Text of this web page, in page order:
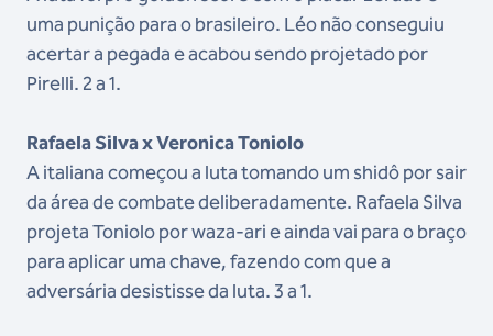
uma punição para o brasileiro. Léo não conseguiu
acertar a pegada e acabou sendo projetado por
Pirelli. 2 a 1.
Rafaela Silva x Veronica Toniolo
A italiana começou a luta tomando um shidô por sair
da área de combate deliberadamente. Rafaela Silva
projeta Toniolo por waza-ari e ainda vai para o braço
para aplicar uma chave, fazendo com que a
adversária desistisse da luta. 3 a 1.